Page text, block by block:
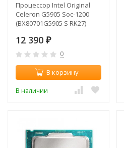
Процессор Intel Original
Celeron G5905 Soc-1200
(BX80701G5905 S RK27)
610) Box
12 390 ₽
0
В корзину
В наличии